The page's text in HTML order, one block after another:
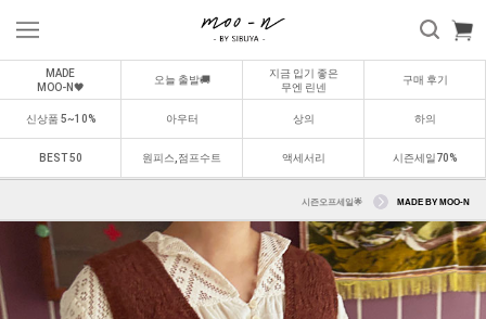
MADE
MOO-N🖤
오늘 출발🚚
지금 입기 좋은
무엔 린넨
구매 후기
신상품 5~10% 아우터 상의 하의
BEST 50 원피스,점프수트 액세서리 시즌세일70%
시즌오프세일🌟 MADE BY MOO-N